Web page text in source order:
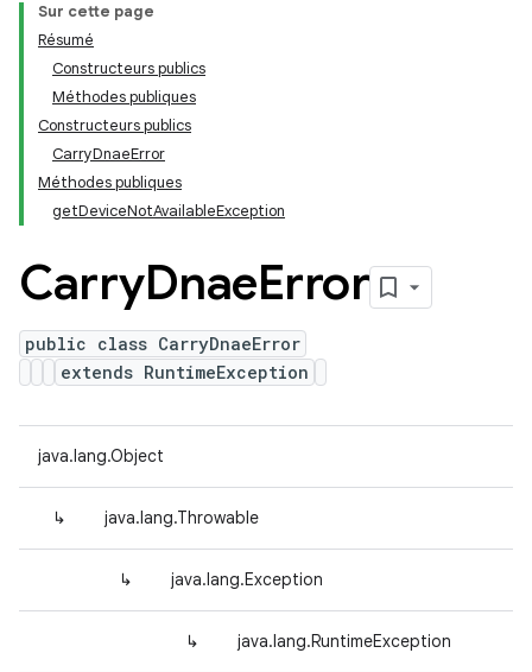
Sur cette page
Résumé
Constructeurs publics
Méthodes publiques
Constructeurs publics
CarryDnaeError
Méthodes publiques
getDeviceNotAvailableException
CarryDnaeError
public class CarryDnaeError
extends RuntimeException
java.lang.Object
↳ java.lang.Throwable
↳ java.lang.Exception
↳ java.lang.RuntimeException